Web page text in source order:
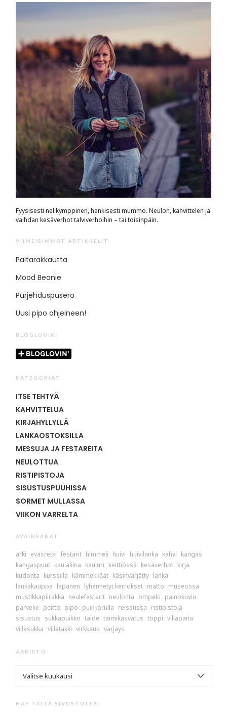
Fyysisesti nelikymppinen, henkisesti mummo. Neulon, kahvittelen ja
vaihdan kesäverhot talviverhoihin – tai toisinpäin.
VIIMEISIMMÄT ARTIKKELIT
Paitarakkautta
Mood Beanie
Purjehduspusero
Uusi pipo ohjeineen!
BLOGLOVIN:
KATEGORIAT
ITSE TEHTYÄ
KAHVITTELUA
KIRJAHYLLYLLÄ
LANKAOSTOKSILLA
MESSUJA JA FESTAREITA
NEULOTTUA
RISTIPISTOJA
SISUSTUSPUUHISSA
SORMET MULLASSA
VIIKON VARRELTA
AVAINSANAT
arki eväsretki festarit himmeli huivi huivilanka kahvi kangas
kangaspuut kaulaliina kauluri keittiössä kesäverhot kirja
kudonta kurssilla kämmekkäät käsinvärjätty lanka
lankakauppa lapanen lyhennetyt kerrokset matto museossa
mustikkapiirakka neulefestarit neulonta ompelu painokuvio
parveke peitto pipo puikkorulla reissussa ristipistoja
sisustus sukkapuikko taide taimikasvatus toppi villapaita
villasukka villatakki virkkaus värjäys
ARKISTO
HAE TÄLTÄ SIVUSTOLTA: